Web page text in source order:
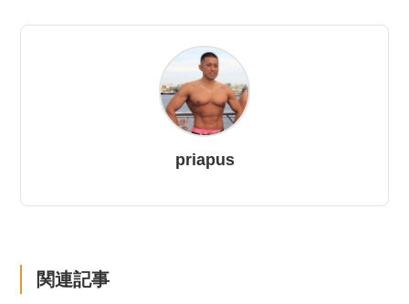
priapus
関連記事